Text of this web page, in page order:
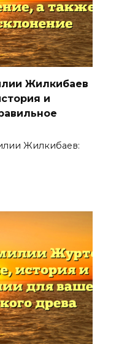
Жилкибаев
и
Жилкибаев: